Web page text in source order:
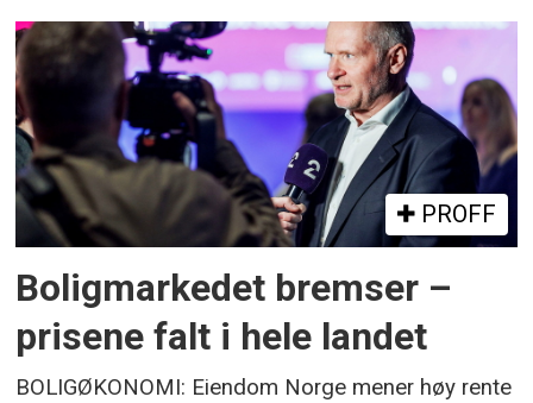
PROFF
Boligmarkedet bremser –
prisene falt i hele landet
BOLIGØKONOMI: Eiendom Norge mener høy rente